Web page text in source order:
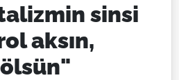
sinsi
aksın,